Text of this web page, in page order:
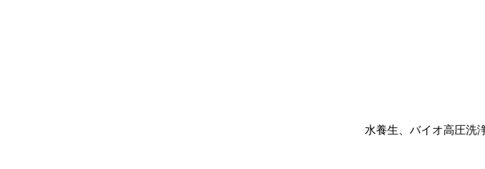
水養生、バイオ高圧洗